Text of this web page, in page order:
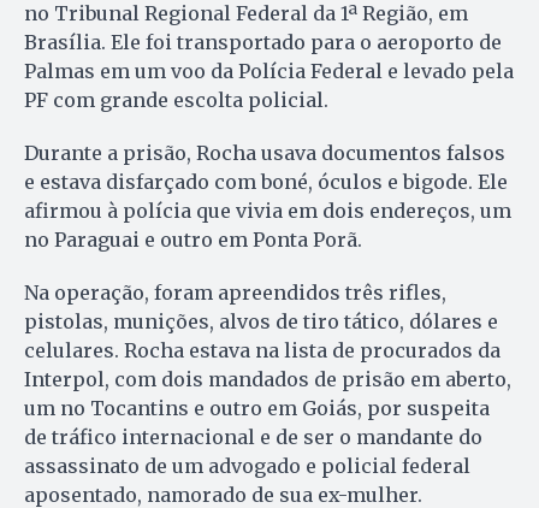
no Tribunal Regional Federal da 1ª Região, em
Brasília. Ele foi transportado para o aeroporto de
Palmas em um voo da Polícia Federal e levado pela
PF com grande escolta policial.
Durante a prisão, Rocha usava documentos falsos
e estava disfarçado com boné, óculos e bigode. Ele
afirmou à polícia que vivia em dois endereços, um
no Paraguai e outro em Ponta Porã.
Na operação, foram apreendidos três rifles,
pistolas, munições, alvos de tiro tático, dólares e
celulares. Rocha estava na lista de procurados da
Interpol, com dois mandados de prisão em aberto,
um no Tocantins e outro em Goiás, por suspeita
de tráfico internacional e de ser o mandante do
assassinato de um advogado e policial federal
aposentado, namorado de sua ex-mulher.